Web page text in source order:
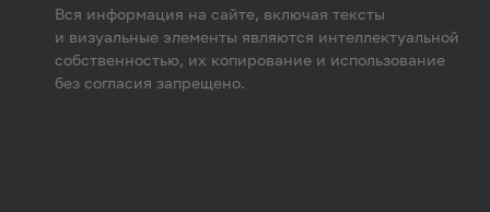
Вся информация на сайте, включая тексты
и визуальные элементы являются интеллектуальной
собственностью, их копирование и использование
без согласия запрещено.